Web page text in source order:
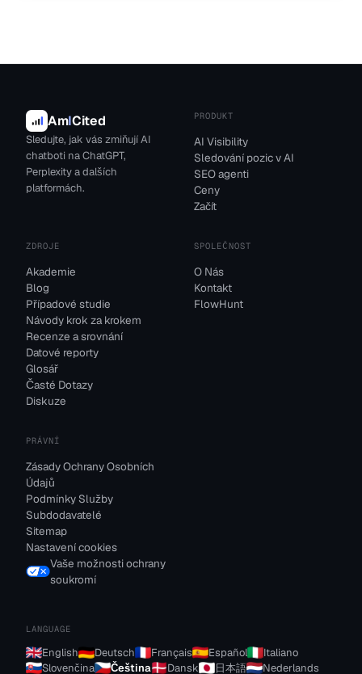
AmICited
Sledujte, jak vás zmiňují AI
chatboti na ChatGPT,
Perplexity a dalších
platformách.
PRODUKT
AI Visibility
Sledování pozic v AI
SEO agenti
Ceny
Začít
ZDROJE
Akademie
Blog
Případové studie
Návody krok za krokem
Recenze a srovnání
Datové reporty
Glosář
Časté Dotazy
Diskuze
SPOLEČNOST
O Nás
Kontakt
FlowHunt
PRÁVNÍ
Zásady Ochrany Osobních
Údajů
Podmínky Služby
Subdodavatelé
Sitemap
Nastavení cookies
Vaše možnosti ochrany
soukromí
LANGUAGE
English Deutsch Français Español
Italiano
Slovenčina
Čeština Dansk 日本語 Nederlands